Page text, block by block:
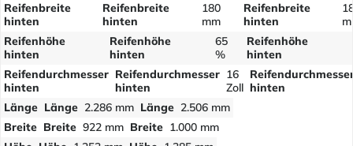
Reifenbreite
hinten
Reifenbreite
hinten
180
mm
Reifenbreite
hinten
Reifenhöhe
hinten
Reifenhöhe
hinten
65
%
Reifenhöhe
hinten
Reifendurchmesser
hinten
Reifendurchmesser
hinten
16
Zoll hinten
Länge Länge 2.286 mm Länge 2.506 mm
Breite Breite 922 mm Breite 1.000 mm